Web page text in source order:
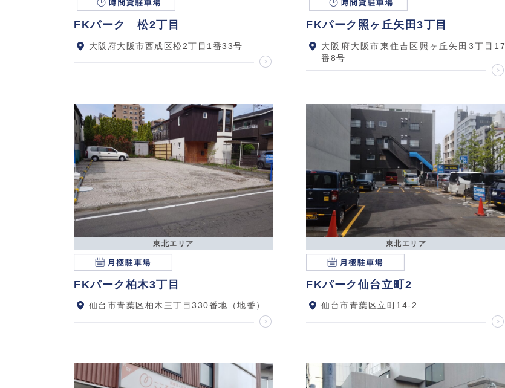
FKパーク 松2丁目
大阪府大阪市西成区松2丁目1番33号
FKパーク照ヶ丘矢田3丁目
大阪府大阪市東住吉区照ヶ丘矢田3丁目17
番8号
東北エリア
FKパーク柏木3丁目
仙台市青葉区柏木三丁目330番地（地番）
東北エリア
FKパーク仙台立町2
仙台市青葉区立町14-2